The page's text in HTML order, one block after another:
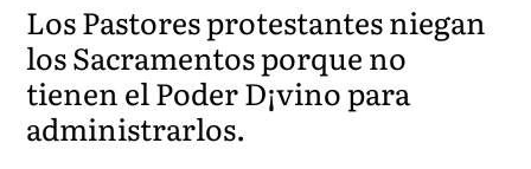
Los Pastores protestantes niegan
los Sacramentos porque no
tienen el Poder D¡vino para
administrarlos.